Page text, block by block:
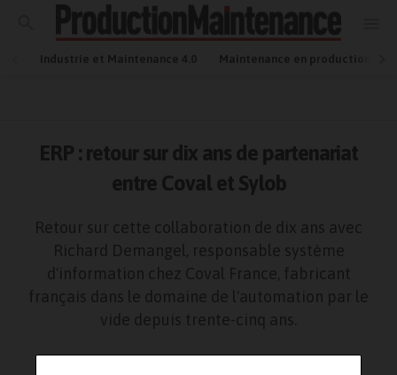
Industrie et Maintenance 4.0 Maintenance en production
ERP : retour sur dix ans de partenariat
entre Coval et Sylob
Retour sur cette collaboration de dix ans avec
Richard Demangel, responsable système
d'information chez Coval France, fabricant
français dans le domaine de l'automation par le
vide depuis trente-cinq ans.